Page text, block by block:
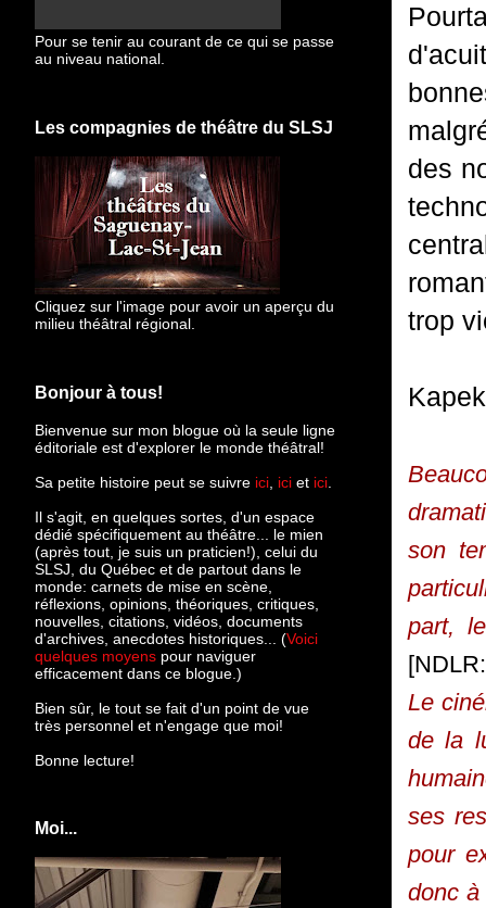
des
trop
son
part,
Le
de la
ses
pour
donc à
Pour se tenir au courant de ce qui se passe
au niveau national.
Les compagnies de théâtre du SLSJ
Cliquez sur l'image pour avoir un aperçu du
milieu théâtral régional.
Bonjour à tous!
Bienvenue sur mon blogue où la seule ligne
éditoriale est d'explorer le monde théâtral!
Sa petite histoire peut se suivre ici ici et ici
Il s'agit, en quelques sortes, d'un espace
dédié spécifiquement au théâtre... le mien
(après tout, je suis un praticien!), celui du
SLSJ, du Québec et de partout dans le
monde: carnets de mise en scène,
réflexions, opinions, théoriques, critiques,
nouvelles, citations, vidéos, documents
d'archives, anecdotes historiques... (Voici
quelques moyens pour naviguer
efficacement dans ce blogue.)
Bien sûr, le tout se fait d'un point de vue
très personnel et n'engage que moi!
Bonne lecture!
Moi...